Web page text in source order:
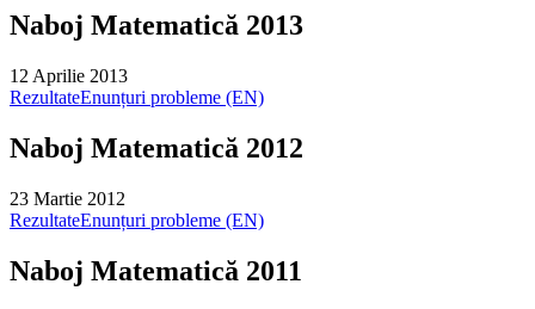
Naboj Matematică 2013
12 Aprilie 2013
RezultateEnunțuri probleme (EN)
Naboj Matematică 2012
23 Martie 2012
RezultateEnunțuri probleme (EN)
Naboj Matematică 2011